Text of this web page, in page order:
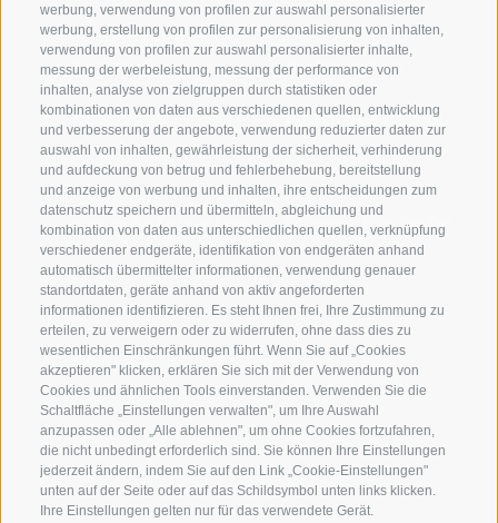
werbung, verwendung von profilen zur auswahl personalisierter
werbung, erstellung von profilen zur personalisierung von inhalten,
verwendung von profilen zur auswahl personalisierter inhalte,
messung der werbeleistung, messung der performance von
inhalten, analyse von zielgruppen durch statistiken oder
kombinationen von daten aus verschiedenen quellen, entwicklung
und verbesserung der angebote, verwendung reduzierter daten zur
auswahl von inhalten, gewährleistung der sicherheit, verhinderung
und aufdeckung von betrug und fehlerbehebung, bereitstellung
und anzeige von werbung und inhalten, ihre entscheidungen zum
datenschutz speichern und übermitteln, abgleichung und
kombination von daten aus unterschiedlichen quellen, verknüpfung
verschiedener endgeräte, identifikation von endgeräten anhand
automatisch übermittelter informationen, verwendung genauer
standortdaten, geräte anhand von aktiv angeforderten
informationen identifizieren. Es steht Ihnen frei, Ihre Zustimmung zu
erteilen, zu verweigern oder zu widerrufen, ohne dass dies zu
wesentlichen Einschränkungen führt. Wenn Sie auf „Cookies
akzeptieren" klicken, erklären Sie sich mit der Verwendung von
Cookies und ähnlichen Tools einverstanden. Verwenden Sie die
Schaltfläche „Einstellungen verwalten", um Ihre Auswahl
anzupassen oder „Alle ablehnen", um ohne Cookies fortzufahren,
die nicht unbedingt erforderlich sind. Sie können Ihre Einstellungen
jederzeit ändern, indem Sie auf den Link „Cookie-Einstellungen"
unten auf der Seite oder auf das Schildsymbol unten links klicken.
Ihre Einstellungen gelten nur für das verwendete Gerät.
Der Apfel aus
Südtirol
Unsere
Apfelsorten
Köstliche
Apfelrezepte
Südtirol erleben
Inspiration
Neue Apfelsorten Unsere Bio-Äpfel
Kontakt
Deutsch
Facebook
Instagram
Youtube